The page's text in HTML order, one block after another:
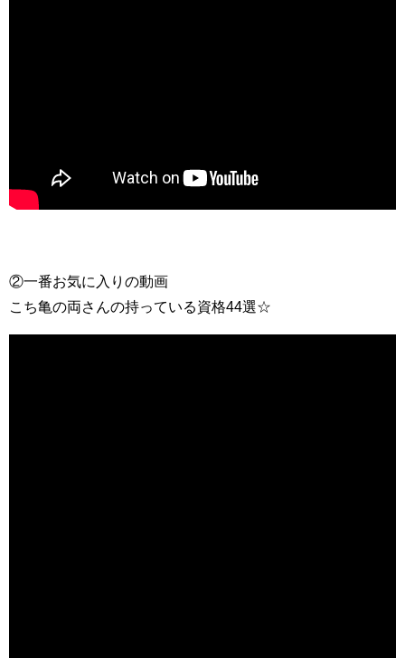
②一番お気に入りの動画
こち亀の両さんの持っている資格44選☆